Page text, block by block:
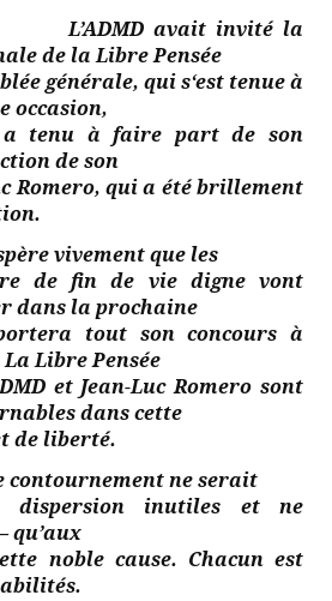
L’ADMD avait invité la
de la Libre Pensée
générale, qui s‘est tenue à
occasion,
a tenu à faire part de son
de son
Romero, qui a été brillement
vivement que les
de fin de vie digne vont
dans la prochaine
tout son concours à
Libre Pensée
et Jean-Luc Romero sont
dans cette
de liberté.
contournement ne serait
dispersion inutiles et ne
qu’aux
noble cause. Chacun est